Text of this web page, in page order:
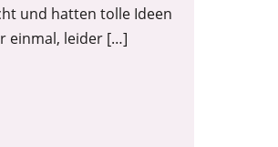
und hatten tolle Ideen
einmal, leider […]